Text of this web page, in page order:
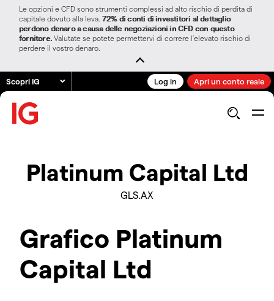
Le opzioni e CFD sono strumenti complessi ad alto rischio di perdita di
capitale dovuto alla leva. 72% di conti di investitori al dettaglio
perdono denaro a causa delle negoziazioni in CFD con questo
fornitore. Valutate se potete permettervi di correre l’elevato rischio di
perdere il vostro denaro.
Scopri IG Log in Apri un conto reale
Platinum Capital Ltd
GLS.AX
Grafico Platinum
Capital Ltd